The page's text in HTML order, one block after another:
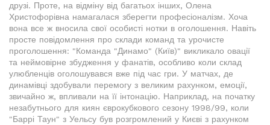
друзі. Проте, на відміну від багатьох інших, Олена
Христофорівна намагалася зберегти професіоналізм. Хоча
вона все ж вносила свої особисті нотки в оголошення. Навіть
просте повідомлення про склади команд та урочисте
проголошення: "Команда "Динамо" (Київ)" викликало овації
та неймовірне збудження у фанатів, особливо коли склад
улюбленців оголошувався вже під час гри. У матчах, де
динамівці здобували перемогу з великим рахунком, емоції,
звичайно ж, впливали на її інтонацію. Наприклад, на початку
незабутнього для киян єврокубкового сезону 1998/99, коли
"Баррі Таун" з Уельсу був розгромлений у Києві з рахунком